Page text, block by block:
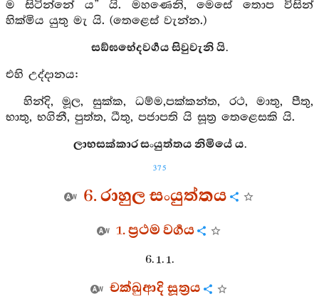
ම සිටින්නේ ය” යි. මහණෙනි, මෙසේ තොප විසින්
හික්මිය යුතු මැ යි. (තෙළෙස් වැන්න.)
සඞ්ඝභේදවර්‍ගය සිවුවැනි යි.
එහි උද්දානය:
හින්දි, මූල, සුක්ක, ධම්ම,පක්කන්ත, රථ, මාතු, පීතු,
භාතු, භගිනී, පුත්ත, ධීතු, පජාපති යි සූත්‍ර තෙළෙසකි යි.
ලාභසක්කාර සංයුත්තය නිමියේ ය.
375
6. රාහුල සංයුත්තය
1. ප්‍රථම වර්‍ගය
6. 1. 1.
චක්ඛුආදි සූත්‍රය